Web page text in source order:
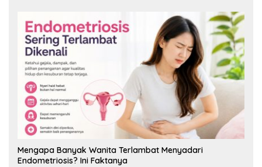
Mengapa Banyak Wanita Terlambat Menyadari
Endometriosis? Ini Faktanya